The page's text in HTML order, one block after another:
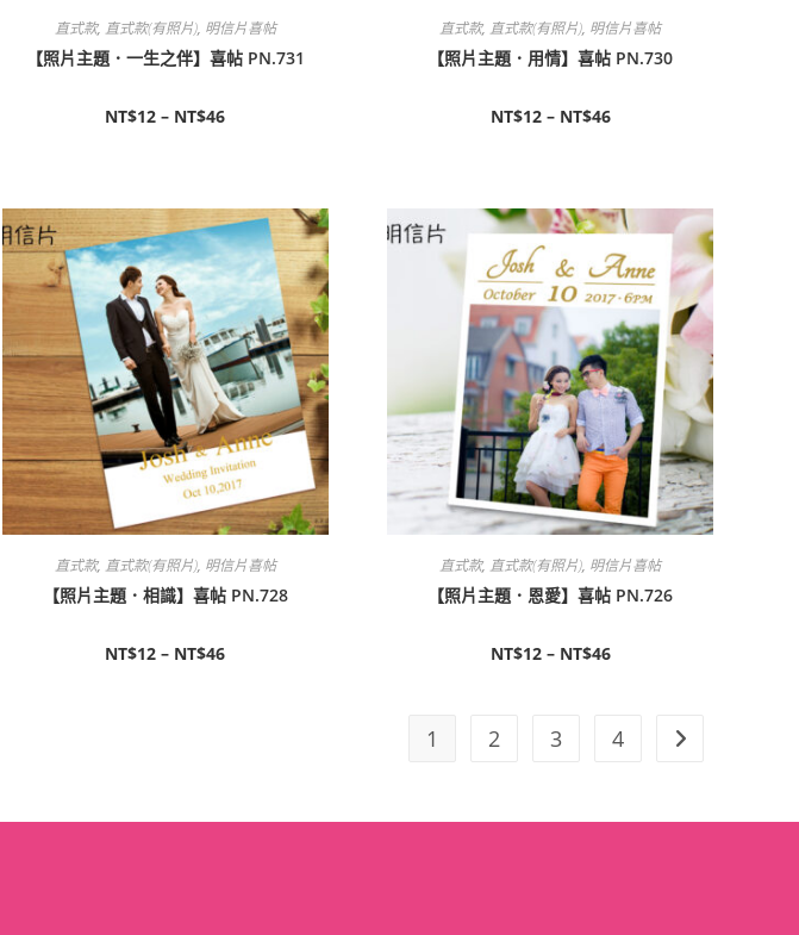
直式款, 直式款(有照片), 明信片喜帖
【照片主題．一生之伴】喜帖 PN.731
NT$12 – NT$46
直式款, 直式款(有照片), 明信片喜帖
【照片主題．用情】喜帖 PN.730
NT$12– NT$46
直式款, 直式款(有照片), 明信片喜帖
【照片主題．相識】喜帖 PN.728
NT$12 – NT$46
直式款, 直式款(有照片), 明信片喜帖
【照片主題．恩愛】喜帖 PN.726
NT$12– NT$46
1 2 3 4